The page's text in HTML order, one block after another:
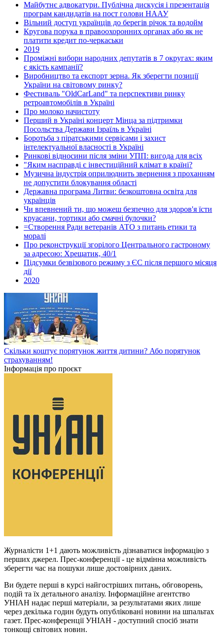
Майбутнє адвокатури. Публічна дискусія і презентація
програм кандидатів на пост голови НААУ
Вільний доступ українців до берегів річок та водойм
Кругова порука в правоохоронних органах або як не
платити кредит по-черкаськи
2019
Проміжні вибори народних депутатів в 7 округах: яким
є якість кампанії?
Виробництво та експорт зерна. Як зберегти позиції
України на світовому ринку?
Фестиваль "OldCarLand" та перспективи ринку
ретроавтомобілів в Україні
Про молоко начистоту
Перший в Україні концерт Мінца за підтримки
Посольства Держави Ізраїль в Україні
Боротьба з піратськими сервісами і захист
інтелектуальної власності в Україні
Ринкові відносини після зміни УПП: вигода для всіх
"Яким насправді є інвестиційний клімат в країні?
Музична індустрія оприлюднить звернення з проханням
не допустити блокування області
Державна програма Литви: безкоштовна освіта для
українців
Чи впевнений ти, що можеш безпечно для здоров'я їсти
круасани, тортики або смачні булочки?
=Створення Ради ветеранів АТО з питань етики та
моралі
Про реконструкції згорілого Центрального гастроному
за адресою: Хрещатик, 40/1
Підсумки безвізового режиму з ЄС після першого місяця
дії
2020
Скільки коштує порятунок життя дитини? Або порятунок
страхуванням!
Інформація про проєкт
Журналісти 1+1 дають можливість дізнаватися інформацію з
перших джерел. Прес-конференції - це відмінна можливість
зберегти час на пошуки лише достовірних даних.
Ви будете перші в курсі найгостріших питань, обговорень,
подій та їх детального аналізу. Інформаційне агентство
УНІАН надає перші матеріали, за результатами яких лише
через декілька годин будуть опубліковані новини на шпальтах
газет. Прес-конференції УНІАН - доступний спосіб знати
тонкощі світових новин.